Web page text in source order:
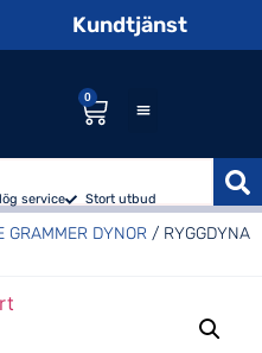
Kundtjänst
0
service Stort utbud
GRAMMER DYNOR / RYGGDYNA